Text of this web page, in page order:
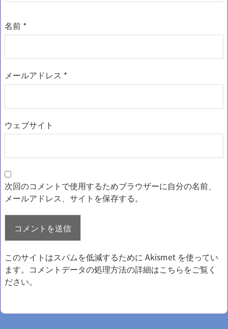
名前 *
メールアドレス *
ウェブサイト
次回のコメントで使用するためブラウザーに自分の名前、
メールアドレス、サイトを保存する。
このサイトはスパムを低減するために Akismet を使ってい
ます。 コメントデータの処理方法の詳細はこちらをご覧く
ださい。